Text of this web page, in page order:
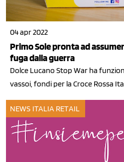
04 apr 2022
Primo Sole pronta ad
fuga dalla guerra
Dolce Lucano Stop War ha
vassoi, fondi per la Croce Rossa
NEWS ITALIA RETAIL